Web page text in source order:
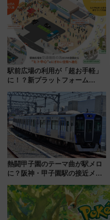
敬の名作写真も、駅弁フェスも
同時開催！
駅前広場の利用が「超お手軽」
に！？新プラットフォーム
マホで簡単申請 物販や演奏会な
どに【JR東日本】
熱闘甲子園のテーマ曲が駅メロ
に？阪神・甲子園駅の接近メロ
谷実アレンジの特別仕様へ、8月
5日始発から